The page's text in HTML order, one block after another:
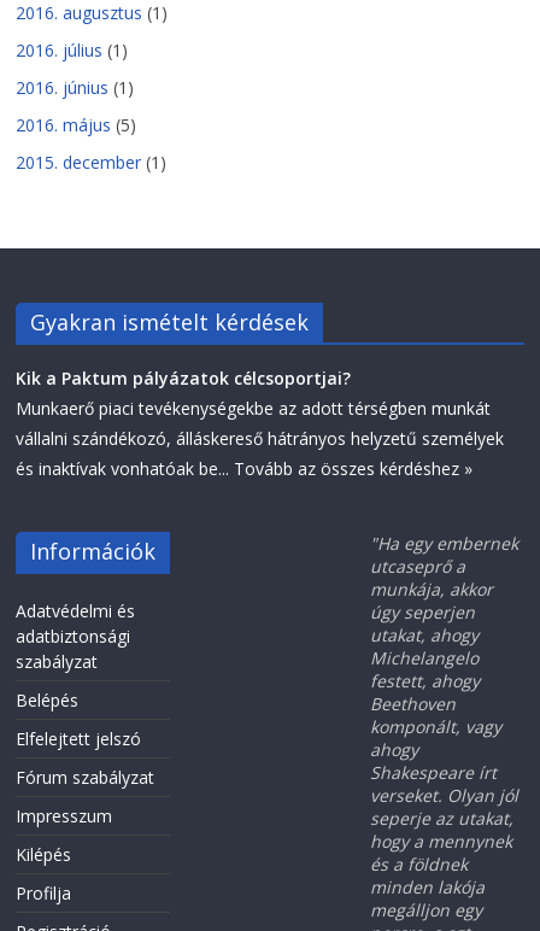
2016. augusztus (1)
2016. július (1)
2016. június (1)
2016. május (5)
2015. december (1)
Gyakran ismételt kérdések
Kik a Paktum pályázatok célcsoportjai?
Munkaerő piaci tevékenységekbe az adott térségben munkát
vállalni szándékozó, álláskereső hátrányos helyzetű személyek
és inaktívak vonhatóak be... Tovább az összes kérdéshez »
Információk
Adatvédelmi és
adatbiztonsági
szabályzat
Belépés
Elfelejtett jelszó
Fórum szabályzat
Impresszum
Kilépés
Profilja
"Ha egy embernek
utcaseprő a
munkája, akkor
úgy seperjen
utakat, ahogy
Michelangelo
festett, ahogy
Beethoven
komponált, vagy
ahogy
Shakespeare írt
verseket. Olyan jól
seperje az utakat,
hogy a mennynek
és a földnek
minden lakója
megálljon egy